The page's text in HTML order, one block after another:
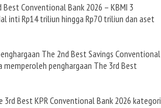
Conventional Bank 2026 – KBMI 3
inti Rp14 triliun hingga Rp70 triliun dan aset
The 2nd Best Savings Conventional
penghargaan The 3rd Best
3rd Best KPR Conventional Bank 2026 kategori